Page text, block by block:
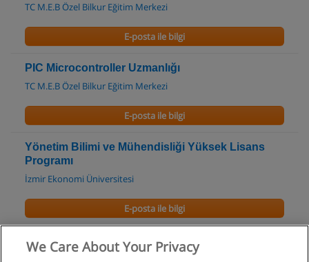
TC M.E.B Özel Bilkur Eğitim Merkezi
E-posta ile bilgi
PIC Microcontroller Uzmanlığı
TC M.E.B Özel Bilkur Eğitim Merkezi
E-posta ile bilgi
Yönetim Bilimi ve Mühendisliği Yüksek Lisans
Programı
İzmir Ekonomi Üniversitesi
E-posta ile bilgi
Endüstri Mühendisliği Doktora Programı
We Care About Your Privacy